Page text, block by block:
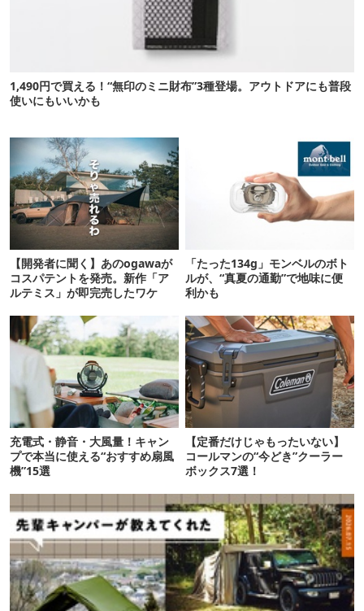
1,490円で買える！“無印のミニ財布”3種登場。アウトドアにも普段
使いにもいいかも
【開発者に聞く】あのogawaが
コスパテントを発売。新作「ア
ルテミス」が即完売したワケ
「たった134g」モンベルのボト
ルが、“真夏の通勤”で地味に便
利かも
充電式・静音・大風量！キャン
プで本当に使える“おすすめ扇風
機”15選
【定番だけじゃもったいない】
コールマンの“今どき”クーラー
ボックス7選！